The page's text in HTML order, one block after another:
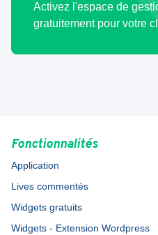
Activez l'espace de
gratuitement pour votre
Fonctionnalités
Application
Lives commentés
Widgets gratuits
Widgets - Extension Wordpress